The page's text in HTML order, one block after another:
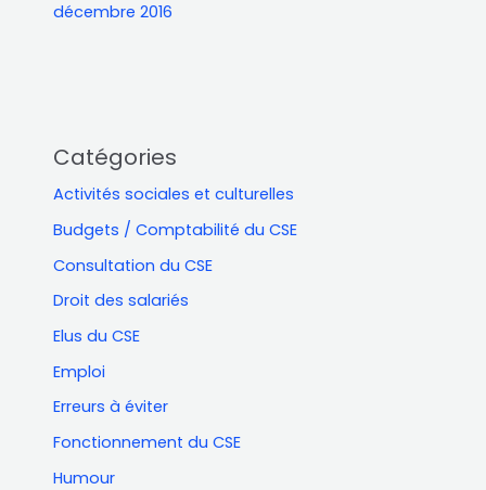
décembre 2016
Catégories
Activités sociales et culturelles
Budgets / Comptabilité du CSE
Consultation du CSE
Droit des salariés
Elus du CSE
Emploi
Erreurs à éviter
Fonctionnement du CSE
Humour